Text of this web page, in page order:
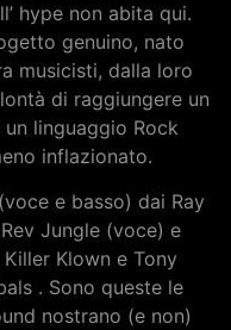
hype non abita qui.
genuino, nato
musicisti, dalla loro
di raggiungere un
linguaggio Rock
inflazionato.
e basso) dai Ray
Jungle (voce) e
Klown e Tony
. Sono queste le
nostrano (e non)